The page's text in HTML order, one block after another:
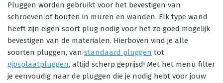
Pluggen worden gebruikt voor het bevestigen van
schroeven of bouten in muren en wanden. Elk type wand
heeft zijn eigen soort plug nodig voor het zo goed mogelijk
bevestigen van de materialen. Hierboven vind je alle
soorten pluggen, van standaard pluggen tot
gipsplaatpluggen, altijd scherp geprijsd! Met het menu filter
je eenvoudig naar de pluggen die je nodig hebt voor jouw